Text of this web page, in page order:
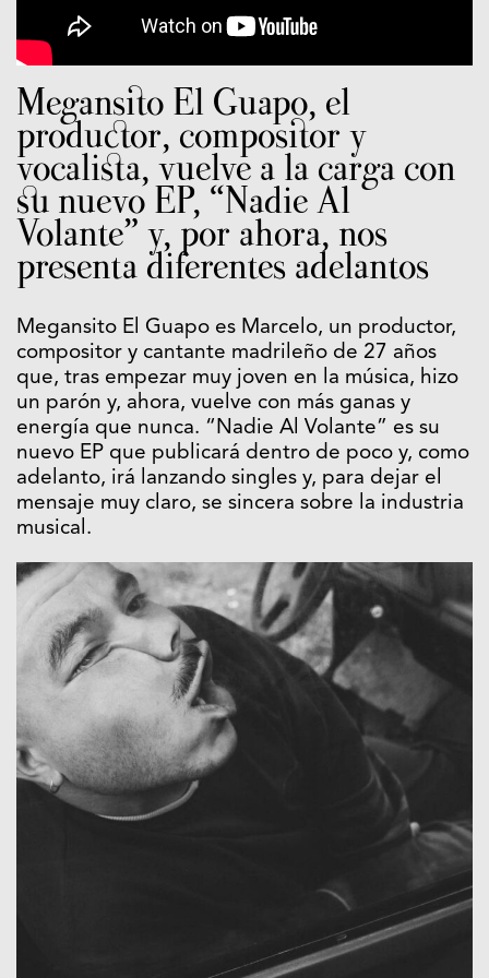
Megansito El Guapo, el
productor, compositor y
vocalista, vuelve a la carga con
su nuevo EP, “Nadie Al
Volante” y, por ahora, nos
presenta diferentes adelantos
Megansito El Guapo es Marcelo, un productor,
compositor y cantante madrileño de 27 años
que, tras empezar muy joven en la música, hizo
un parón y, ahora, vuelve con más ganas y
energía que nunca. “Nadie Al Volante” es su
nuevo EP que publicará dentro de poco y, como
adelanto, irá lanzando singles y, para dejar el
mensaje muy claro, se sincera sobre la industria
musical.